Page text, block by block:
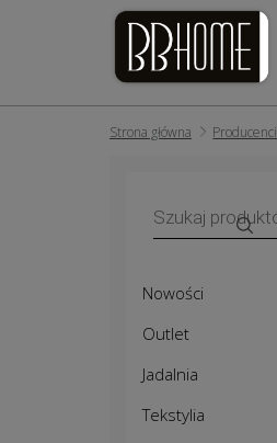
Strona główna Producenci
produktów
Nowości
Outlet
Jadalnia
Tekstylia